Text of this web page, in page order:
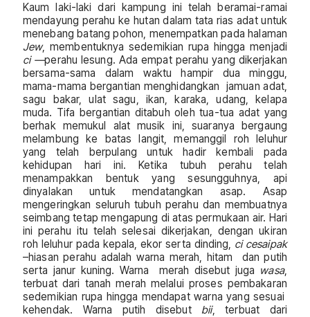
Kaum laki-laki dari kampung ini telah beramai-ramai
mendayung perahu ke hutan dalam tata rias adat untuk
menebang batang pohon, menempatkan pada halaman
Jew, membentuknya sedemikian rupa hingga menjadi
ci —perahu lesung. Ada empat perahu yang dikerjakan
bersama-sama dalam waktu hampir dua minggu,
mama-mama bergantian menghidangkan jamuan adat,
sagu bakar, ulat sagu, ikan, karaka, udang, kelapa
muda. Tifa bergantian ditabuh oleh tua-tua adat yang
berhak memukul alat musik ini, suaranya bergaung
melambung ke batas langit, memanggil roh leluhur
yang telah berpulang untuk hadir kembali pada
kehidupan hari ini. Ketika tubuh perahu telah
menampakkan bentuk yang sesungguhnya, api
dinyalakan untuk mendatangkan asap. Asap
mengeringkan seluruh tubuh perahu dan membuatnya
seimbang tetap mengapung di atas permukaan air. Hari
ini perahu itu telah selesai dikerjakan, dengan ukiran
roh leluhur pada kepala, ekor serta dinding, ci cesaipak
–hiasan perahu adalah warna merah, hitam dan putih
serta janur kuning. Warna merah disebut juga wasa,
terbuat dari tanah merah melalui proses pembakaran
sedemikian rupa hingga mendapat warna yang sesuai
kehendak. Warna putih disebut bii, terbuat dari